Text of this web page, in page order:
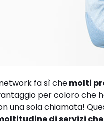
fa sì chemolti
per coloro che
una sola chiamata!